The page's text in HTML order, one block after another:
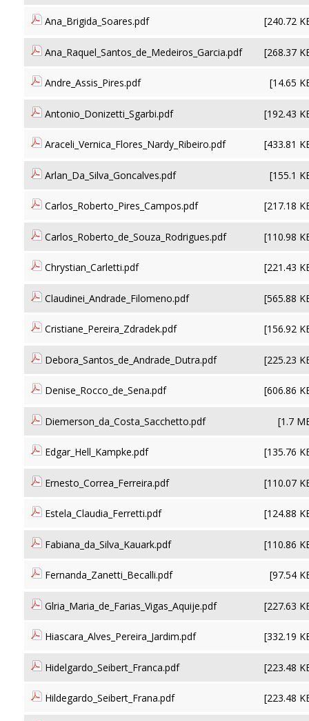
Ana_Brigida_Soares.pdf [240.72
Ana_Raquel_Santos_de_Medeiros_Garcia.pdf [268.37
Andre_Assis_Pires.pdf [14.65
Antonio_Donizetti_Sgarbi.pdf [192.43
Araceli_Vernica_Flores_Nardy_Ribeiro.pdf [433.81
Arlan_Da_Silva_Goncalves.pdf [155.1
Carlos_Roberto_Pires_Campos.pdf [217.18
Carlos_Roberto_de_Souza_Rodrigues.pdf [110.98
Chrystian_Carletti.pdf [221.43
Claudinei_Andrade_Filomeno.pdf [565.88
Cristiane_Pereira_Zdradek.pdf [156.92
Debora_Santos_de_Andrade_Dutra.pdf [225.23
Denise_Rocco_de_Sena.pdf [606.86
Diemerson_da_Costa_Sacchetto.pdf [1.7
Edgar_Hell_Kampke.pdf [135.76
Ernesto_Correa_Ferreira.pdf [110.07
Estela_Claudia_Ferretti.pdf [124.88
Fabiana_da_Silva_Kauark.pdf [110.86
Fernanda_Zanetti_Becalli.pdf [97.54
Glria_Maria_de_Farias_Vigas_Aquije.pdf [227.63
Hiascara_Alves_Pereira_Jardim.pdf [332.19
Hidelgardo_Seibert_Franca.pdf [223.48
Hildegardo_Seibert_Frana.pdf [223.48